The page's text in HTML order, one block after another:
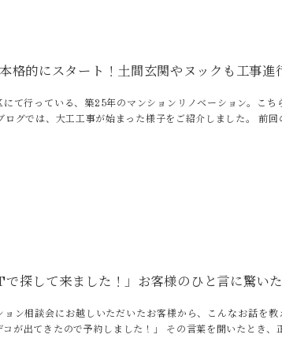
格的にスタート！土間玄関やヌックも工事進
にて行っている、築25年のマンションリノベーション。こ
ログでは、大工工事が始まった様子をご紹介しました。 前回
探して来ました！」お客様のひと言に驚いた
ョン相談会にお越しいただいたお客様から、こんなお話を
コが出てきたので予約しました！」 その言葉を聞いたとき、